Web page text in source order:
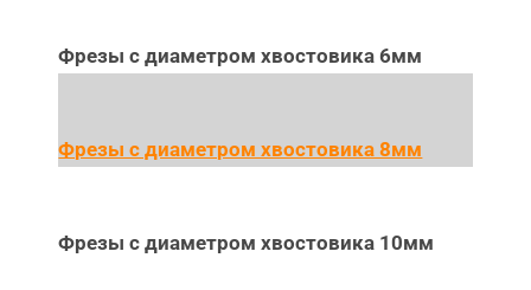
Фрезы с диаметром хвостовика 6мм
Фрезы с диаметром хвостовика 8мм
Фрезы с диаметром хвостовика 10мм